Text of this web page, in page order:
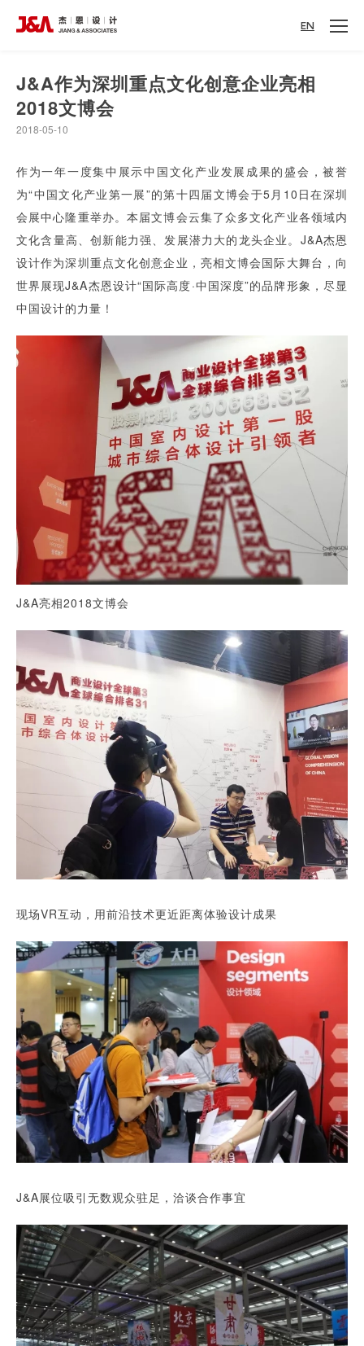
EN
J&A作为深圳重点文化创意企业亮相
2018文博会
2018-05-10
作为一年一度集中展示中国文化产业发展成果的盛会，被誉
为“中国文化产业第一展”的第十四届文博会于5月10日在深圳
会展中心隆重举办。本届文博会云集了众多文化产业各领域内
文化含量高、创新能力强、发展潜力大的龙头企业。J&A杰恩
设计作为深圳重点文化创意企业，亮相文博会国际大舞台，向
世界展现J&A杰恩设计“国际高度·中国深度”的品牌形象，尽显
中国设计的力量！
J&A亮相2018文博会
现场VR互动，用前沿技术更近距离体验设计成果
J&A展位吸引无数观众驻足，洽谈合作事宜